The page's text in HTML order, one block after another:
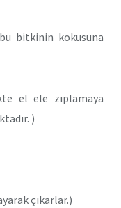
bitkinin kokusuna
el ele zıplamaya
)
çıkarlar.)